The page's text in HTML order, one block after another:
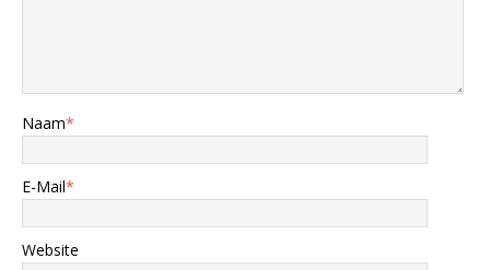
Naam*
E-Mail*
Website